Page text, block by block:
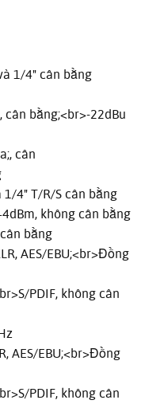
1/4" cân bằng
bằng;<br>-22dBu
cân
4" T/R/S cân bằng
không cân bằng
bằng
AES/EBU;<br>Đồng
PDIF, không cân
EBU;<br>Đồng
PDIF, không cân